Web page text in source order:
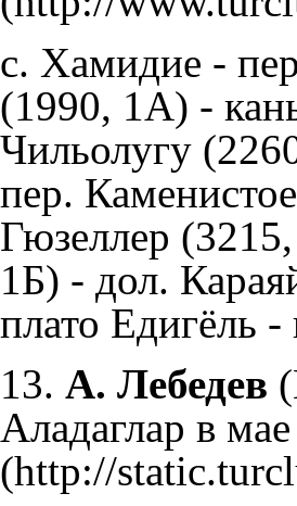
с. Хамидие -
(1990, 1А) -
Чильолугу
пер.
Гюзеллер
1Б) - дол.
плато Едигёль
13. А. Лебедев
Аладаглар в